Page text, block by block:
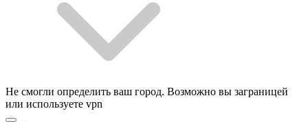
Не смогли определить ваш город. Возможно вы заграницей
или используете vpn